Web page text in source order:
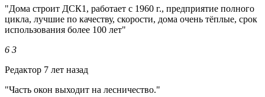
"Дома строит ДСК1, работает с 1960 г., предприятие полного
цикла, лучшие по качеству, скорости, дома очень тёплые, срок
использования более 100 лет"
6 3
Редактор 7 лет назад
"Часть окон выходит на лесничество."